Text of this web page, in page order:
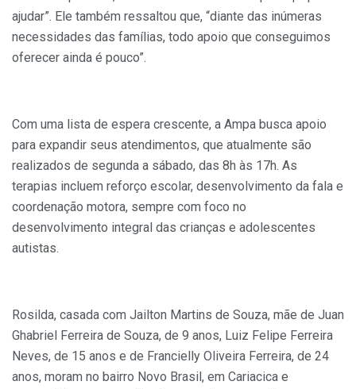
ajudar”. Ele também ressaltou que, “diante das inúmeras
necessidades das famílias, todo apoio que conseguimos
oferecer ainda é pouco”.
Com uma lista de espera crescente, a Ampa busca apoio
para expandir seus atendimentos, que atualmente são
realizados de segunda a sábado, das 8h às 17h. As
terapias incluem reforço escolar, desenvolvimento da fala e
coordenação motora, sempre com foco no
desenvolvimento integral das crianças e adolescentes
autistas.
Rosilda, casada com Jailton Martins de Souza, mãe de Juan
Ghabriel Ferreira de Souza, de 9 anos, Luiz Felipe Ferreira
Neves, de 15 anos e de Francielly Oliveira Ferreira, de 24
anos, moram no bairro Novo Brasil, em Cariacica e